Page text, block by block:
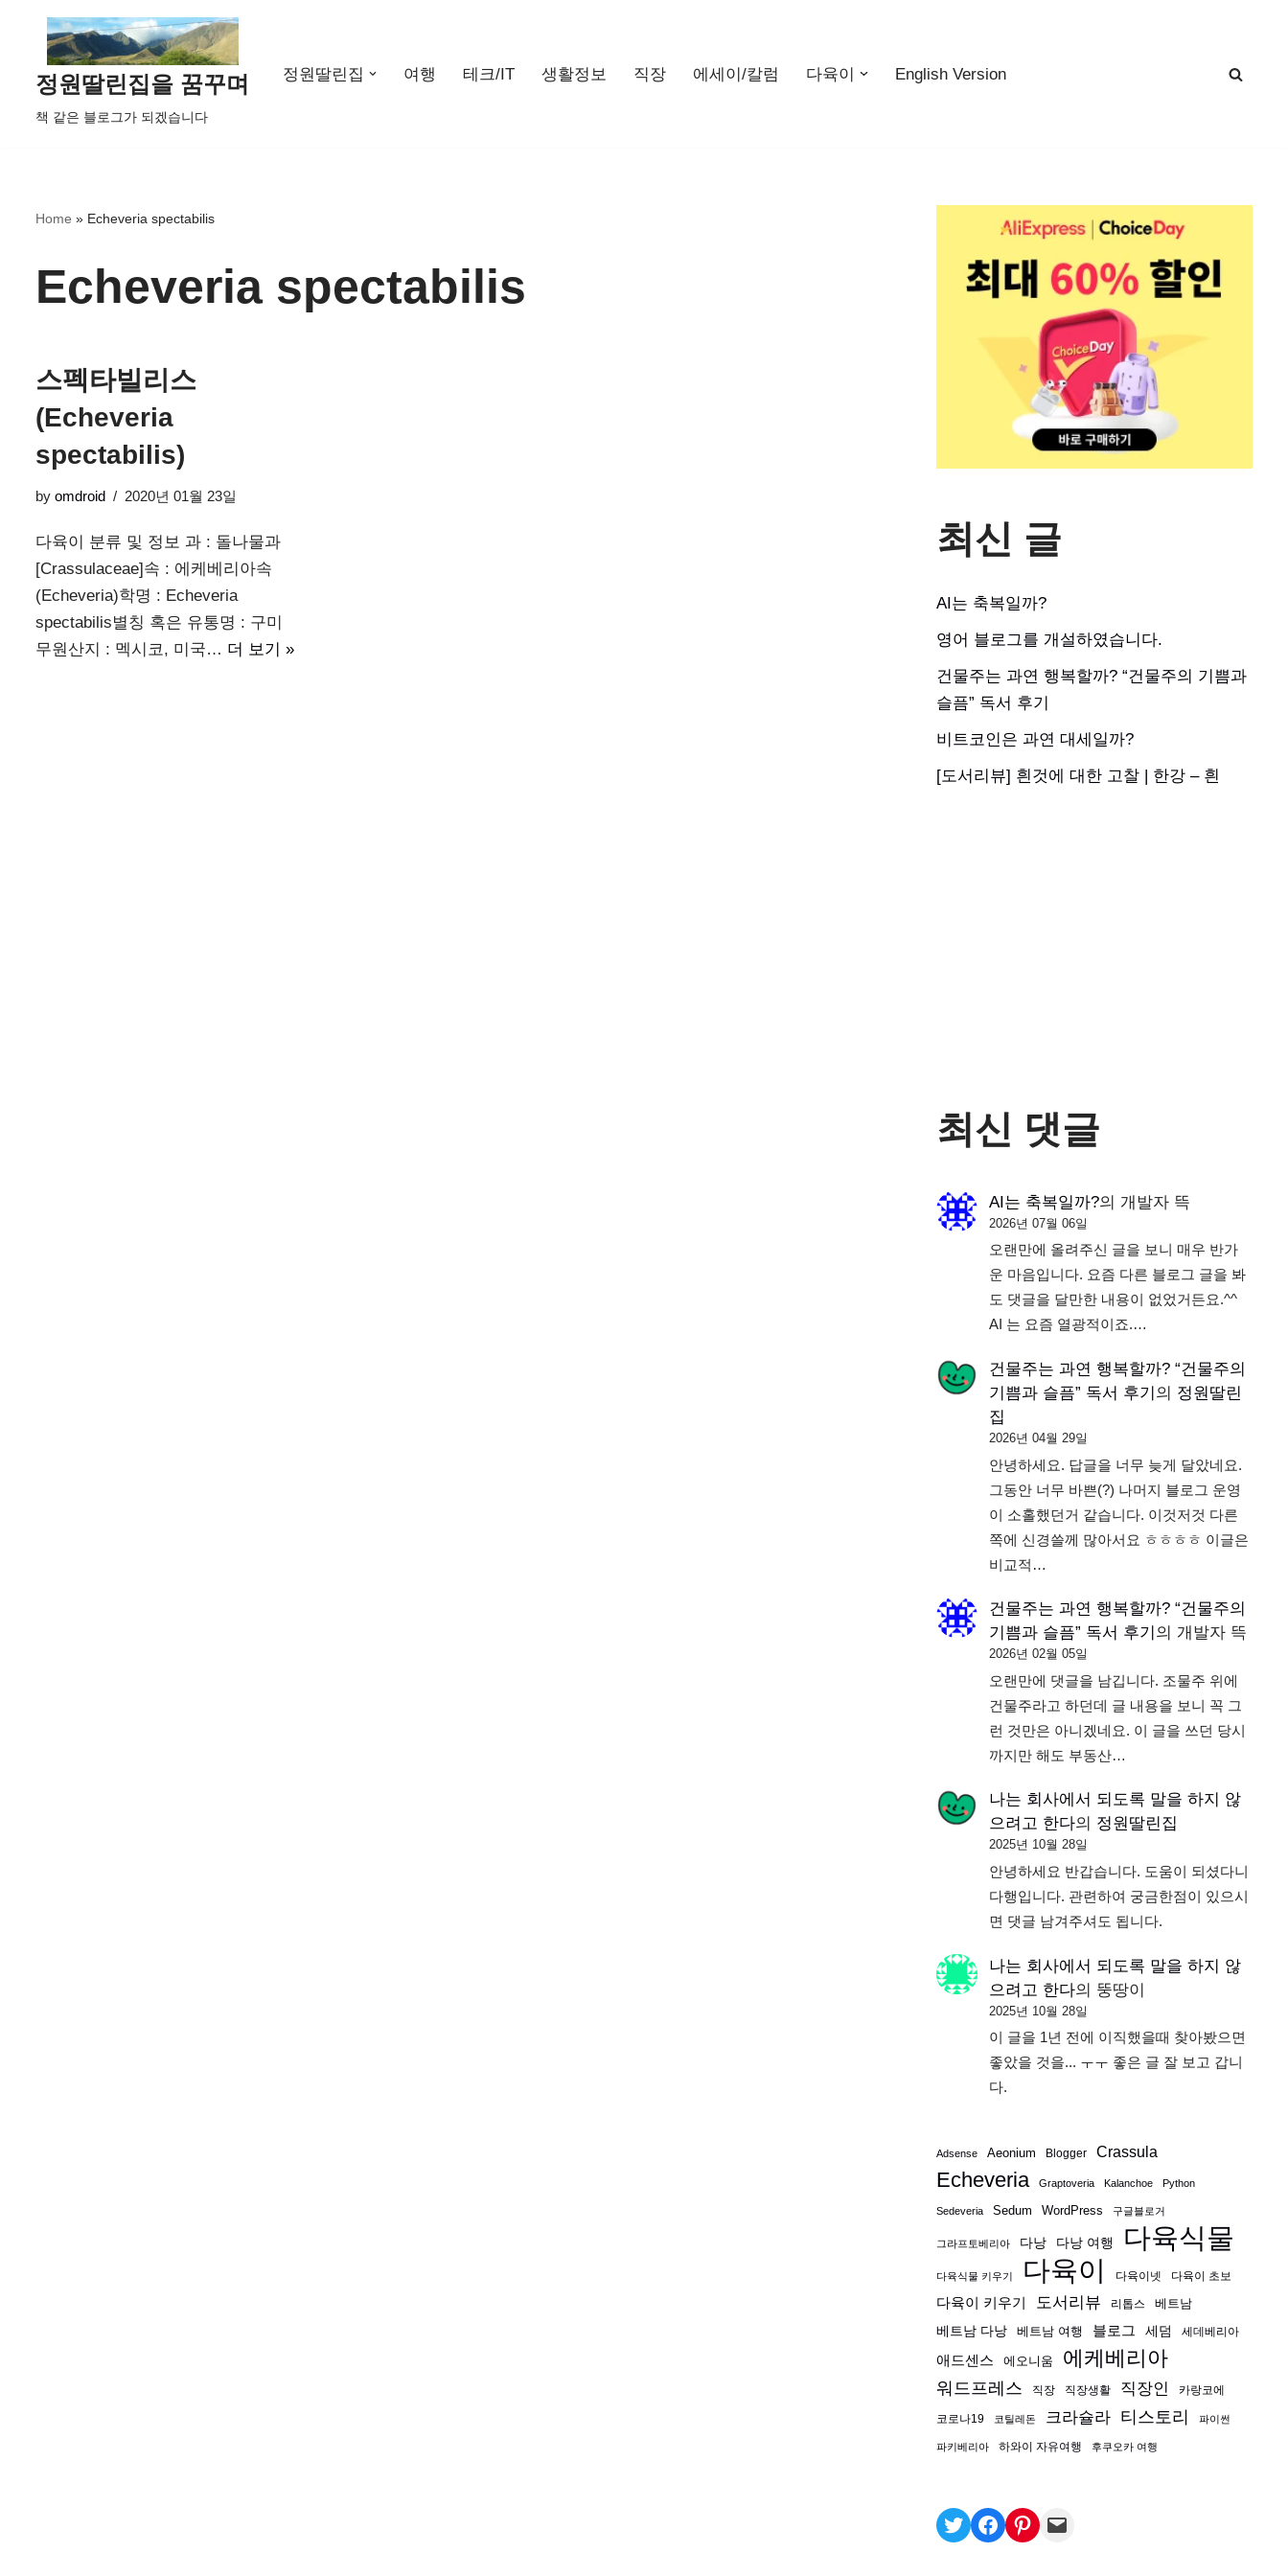
정원딸린집을 꿈꾸며
책 같은 블로그가 되겠습니다
정원딸린집 여행 테크/IT 생활정보 직장 에세이/칼럼 다육이 English Version
Home » Echeveria spectabilis
Echeveria spectabilis
스펙타빌리스
(Echeveria
spectabilis)
by omdroid 2020년 01월 23일
다육이 분류 및 정보 과 : 돌나물과
[Crassulaceae]속 : 에케베리아속
(Echeveria)학명 : Echeveria
spectabilis별칭 혹은 유통명 : 구미
무원산지 : 멕시코, 미국… 더 보기 »
최신 글
AI는 축복일까?
영어 블로그를 개설하였습니다.
건물주는 과연 행복할까? “건물주의 기쁨과
슬픔” 독서 후기
비트코인은 과연 대세일까?
[도서리뷰] 흰것에 대한 고찰 | 한강 – 흰
최신 댓글
AI는 축복일까?의 개발자 뜩
2026년 07월 06일
오랜만에 올려주신 글을 보니 매우 반가
운 마음입니다. 요즘 다른 블로그 글을 봐
도 댓글을 달만한 내용이 없었거든요.^^
AI 는 요즘 열광적이죠.…
건물주는 과연 행복할까? “건물주의
기쁨과 슬픔” 독서 후기 의 정원딸린
집
2026년 04월 29일
안녕하세요. 답글을 너무 늦게 달았네요.
그동안 너무 바쁜(?) 나머지 블로그 운영
이 소홀했던거 같습니다. 이것저것 다른
쪽에 신경쓸께 많아서요 ㅎㅎㅎㅎ 이글은
비교적…
건물주는 과연 행복할까? “건물주의
기쁨과 슬픔” 독서 후기 의 개발자 뜩
2026년 02월 05일
오랜만에 댓글을 남깁니다. 조물주 위에
건물주라고 하던데 글 내용을 보니 꼭 그
런 것만은 아니겠네요. 이 글을 쓰던 당시
까지만 해도 부동산…
나는 회사에서 되도록 말을 하지 않
으려고 한다의 정원딸린집
2025년 10월 28일
안녕하세요 반갑습니다. 도움이 되셨다니
다행입니다. 관련하여 궁금한점이 있으시
면 댓글 남겨주셔도 됩니다.
나는 회사에서 되도록 말을 하지 않
으려고 한다의 뚱땅이
2025년 10월 28일
이 글을 1년 전에 이직했을때 찾아봤으면
좋았을 것을... ㅜㅜ 좋은 글 잘 보고 갑니
다.
Adsense Aeonium Blogger Crassula
Echeveria Graptoveria Kalanchoe Python
Sedeveria Sedum WordPress 구글블로거
그라프토베리아 다낭 다낭 여행 다육식물
다육식물 키우기 다육이 다육이넷 다육이 초보
다육이 키우기 도서리뷰 리톱스
베트남
베트남 다낭
베트남 여행 블로그 세덤 세데베리아
애드센스 에오니움 에케베리아
워드프레스 직장 직장생활 직장인 카랑코에
코로나19 코틸레돈 크라슐라 티스토리 파이썬
파키베리아 하와이 자유여행 후쿠오카 여행